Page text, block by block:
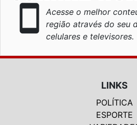
smartphone
Acesse o melhor
região através do seu
celulares e televisores.
LINKS
POLÍTICA
ESPORTE